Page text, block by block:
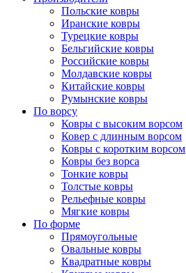
Польские ковры
Иранские ковры
Турецкие ковры
Бельгийские ковры
Российские ковры
Молдавские ковры
Китайские ковры
Румынские ковры
По ворсу
Ковры с высоким ворсом
Ковер с длинным ворсом
Ковры с коротким ворсом
Ковры без ворса
Тонкие ковры
Толстые ковры
Рельефные ковры
Мягкие ковры
По форме
Прямоугольные
Овальные ковры
Квадратные ковры